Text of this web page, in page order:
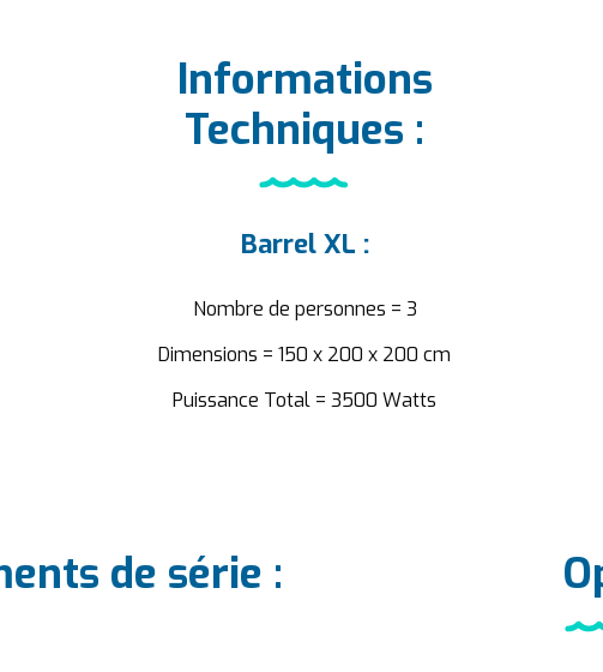
Informations
Techniques :
Barrel XL :
Nombre de personnes = 3
Dimensions = 150 x 200 x 200 cm
Puissance Total = 3500 Watts
de série :